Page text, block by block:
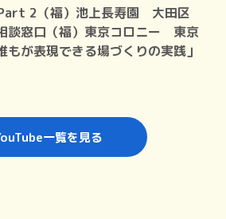
一覧を見る
2（福）池上長寿園 大田区
談窓口（福）東京コロニー 東京
もが表現できる場づくりの実践」